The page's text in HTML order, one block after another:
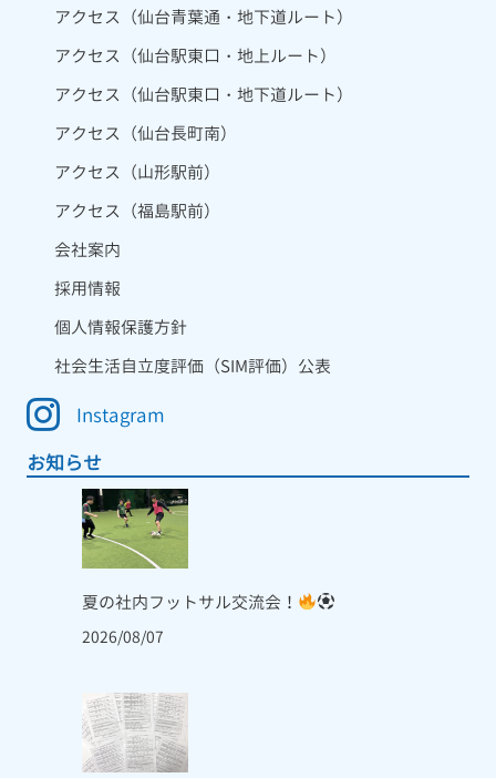
アクセス（仙台青葉通・地下道ルート）
アクセス（仙台駅東口・地上ルート）
アクセス（仙台駅東口・地下道ルート）
アクセス（仙台長町南）
アクセス（山形駅前）
アクセス（福島駅前）
会社案内
採用情報
個人情報保護方針
社会生活自立度評価（SIM評価）公表
Instagram
お知らせ
夏の社内フットサル交流会！
2026/08/07